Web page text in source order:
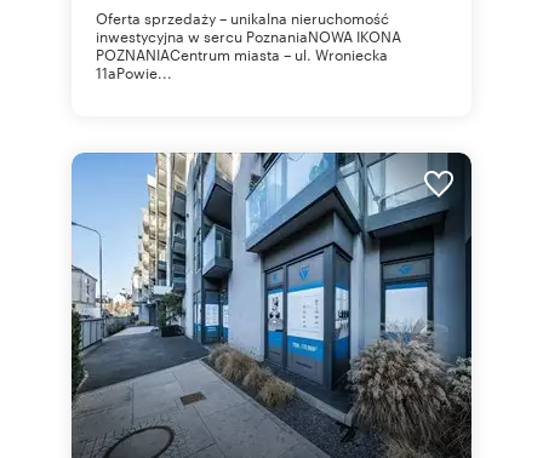
Oferta sprzedaży – unikalna nieruchomość
inwestycyjna w sercu PoznaniaNOWA IKONA
POZNANIACentrum miasta – ul. Wroniecka
11aPowie...